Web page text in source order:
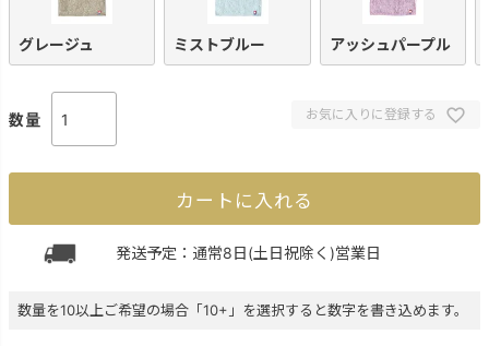
グレージュ ミストブルー アッシュパープル
お気に入りに登録する
カートに入れる
発送予定：通常8日(土日祝除く)営業日
数量を10以上ご希望の場合「10+」を選択すると数字を書き込めます。